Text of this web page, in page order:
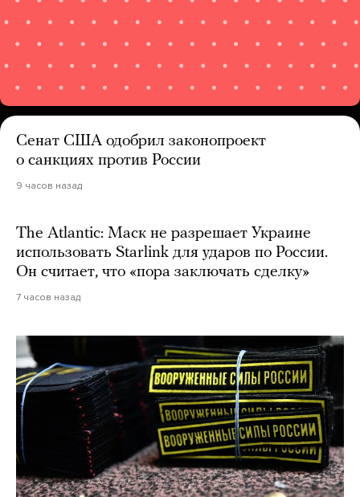
Сенат США одобрил законопроект
о санкциях против России
9 часов назад
The Atlantic: Маск не разрешает Украине
использовать Starlink для ударов по России.
Он считает, что «пора заключать сделку»
7 часов назад